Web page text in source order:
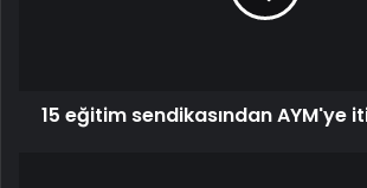
15 eğitim sendikasından AYM'ye